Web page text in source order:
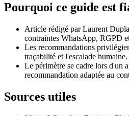
Pourquoi ce guide est
Article rédigé par Laurent
contraintes WhatsApp, RGPD
Les recommandations
traçabilité et l'escalade humaine.
Le périmètre se cadre lors d'un
recommandation adaptée au
Sources utiles